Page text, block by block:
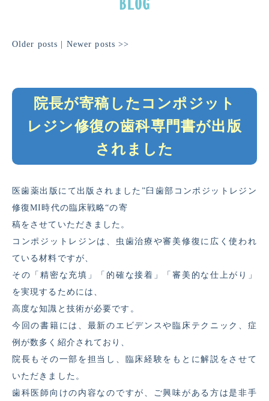
Older posts | Newer posts>>
院長が寄稿したコンポジット
レジン修復の歯科専門書が出版
されました
医歯薬出版にて出版されました” 臼歯部コンポジットレジン
修復MI時代の臨床戦略“の寄
稿をさせていただきました。
コンポジットレジンは、虫歯治療や審美修復に広く使われ
ている材料ですが、
その「精密な充填」「的確な接着」「審美的な仕上がり」
を実現するためには、
高度な知識と技術が必要です。
今回の書籍には、最新のエビデンスや臨床テクニック、症
例が数多く紹介されており、
院長もその一部を担当し、臨床経験をもとに解説をさせて
いただきました。
歯科医師向けの内容なのですが、ご興味がある方は是非手